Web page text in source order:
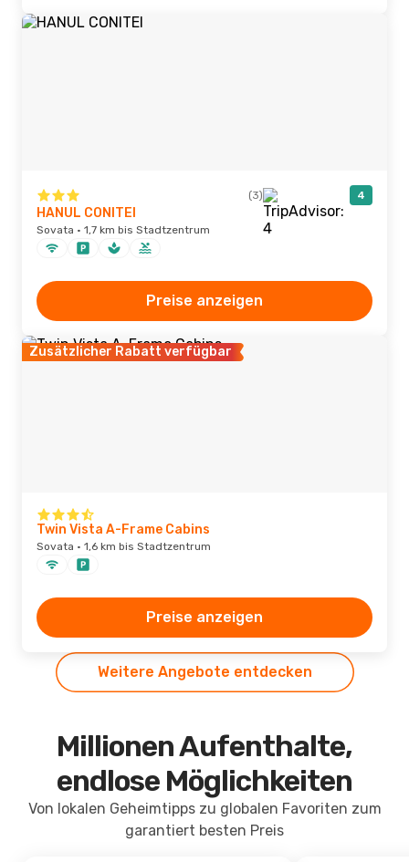
(3) 4
HANUL CONITEI
Sovata · 1,7 km bis Stadtzentrum
Preise anzeigen
Zusätzlicher Rabatt verfügbar
Twin Vista A-Frame Cabins
Sovata · 1,6 km bis Stadtzentrum
Preise anzeigen
Weitere Angebote entdecken
Millionen Aufenthalte,
endlose Möglichkeiten
Von lokalen Geheimtipps zu globalen Favoriten zum
garantiert besten Preis